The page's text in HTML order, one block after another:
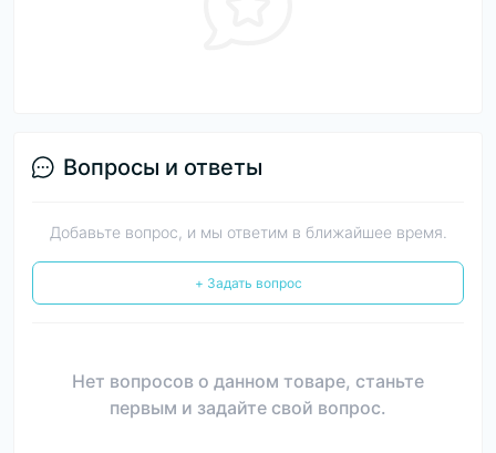
Вопросы и ответы
Добавьте вопрос, и мы ответим в ближайшее время.
+ Задать вопрос
Нет вопросов о данном товаре, станьте
первым и задайте свой вопрос.